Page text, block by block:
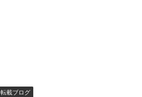
転載ブログ